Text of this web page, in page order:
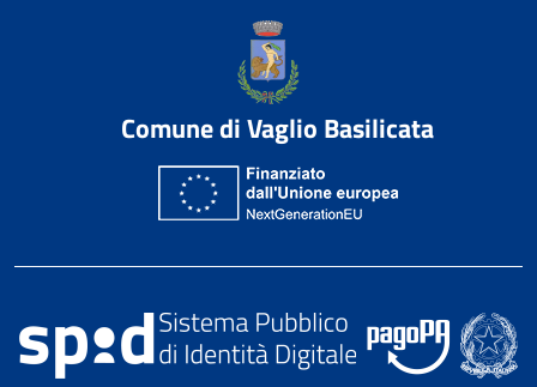
Comune di Vaglio Basilicata